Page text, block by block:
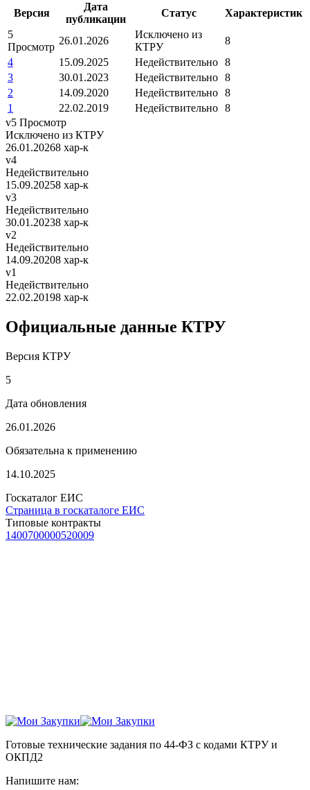
Версия
Дата
публикации
Статус
Характеристик
5
Просмотр
26.01.2026
Исключено из
КТРУ
8
4
15.09.2025 Недействительно 8
3
30.01.2023 Недействительно 8
2
14.09.2020 Недействительно 8
1
22.02.2019 Недействительно 8
v5 Просмотр
Исключено из КТРУ
26.01.20268 хар-к
v4
Недействительно
15.09.20258 хар-к
v3
Недействительно
30.01.20238 хар-к
v2
Недействительно
14.09.20208 хар-к
v1
Недействительно
22.02.20198 хар-к
Официальные данные КТРУ
Версия КТРУ
5
Дата обновления
26.01.2026
Обязательна к применению
14.10.2025
Госкаталог ЕИС
Страница в госкаталоге ЕИС
Типовые контракты
1400700000520009
Готовые технические задания по 44-ФЗ с кодами КТРУ и
ОКПД2
Напишите нам: